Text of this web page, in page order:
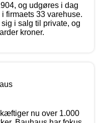
og udgøres i dag
firmaets 33 varehuse.
i salg til private, og
kroner.
nu over 1.000